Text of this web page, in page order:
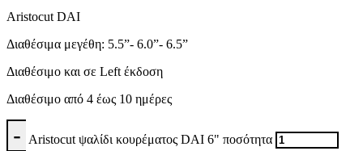
Aristocut DAI
Διαθέσιμα μεγέθη: 5.5”- 6.0”- 6.5”
Διαθέσιμο και σε Left έκδοση
Διαθέσιμο από 4 έως 10 ημέρες
Aristocut ψαλίδι κουρέματος DAI 6" ποσότητα